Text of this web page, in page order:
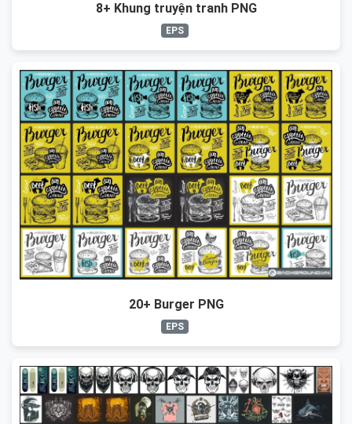
8+ Khung truyện tranh PNG
EPS
20+ Burger PNG
EPS